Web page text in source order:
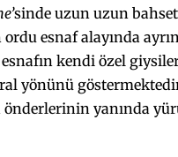
sinde uzun uzun
esnaf alayında
kendi özel
yönünü
önderlerinin yanında